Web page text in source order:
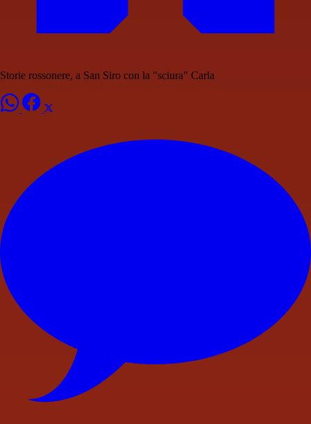
Storie rossonere, a San Siro con la "sciura" Carla